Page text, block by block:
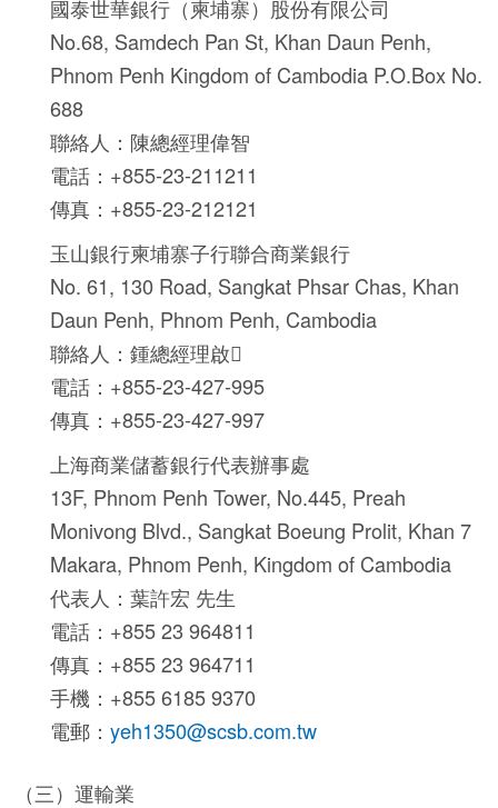
國泰世華銀行（柬埔寨）股份有限公司
No.68, Samdech Pan St, Khan Daun Penh,
Phnom Penh Kingdom of Cambodia P.O.Box No.
688
聯絡人：陳總經理偉智
電話：+855-23-211211
傳真：+855-23-212121
玉山銀行柬埔寨子行聯合商業銀行
No. 61, 130 Road, Sangkat Phsar Chas, Khan
Daun Penh, Phnom Penh, Cambodia
聯絡人：鍾總經理啟
電話：+855-23-427-995
傳真：+855-23-427-997
上海商業儲蓄銀行代表辦事處
13F, Phnom Penh Tower, No.445, Preah
Monivong Blvd., Sangkat Boeung Prolit, Khan 7
Makara, Phnom Penh, Kingdom of Cambodia
代表人：葉許宏 先生
電話：+855 23 964811
傳真：+855 23 964711
手機：+855 6185 9370
電郵：yeh1350@scsb.com.tw
（三）運輸業